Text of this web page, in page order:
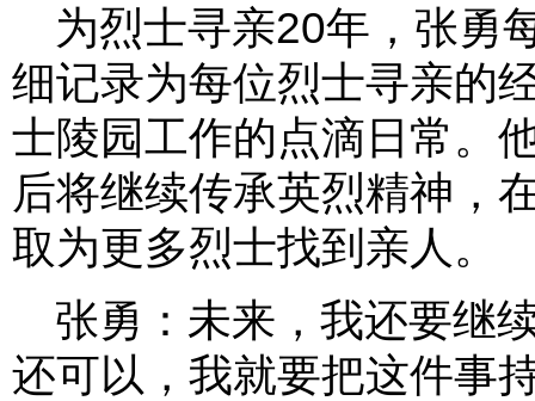
为烈士寻亲20年，张勇
细记录为每位烈士寻亲的
士陵园工作的点滴日常。
后将继续传承英烈精神，
取为更多烈士找到亲人。
张勇：未来，我还要继
还可以，我就要把这件事